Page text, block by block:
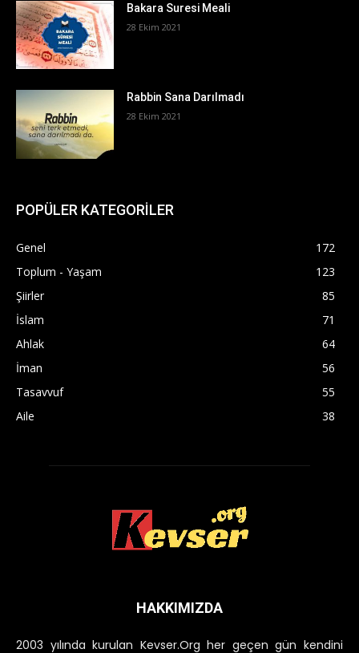
Bakara Suresi Meali
28 Ekim 2021
Rabbin Sana Darılmadı
28 Ekim 2021
POPÜLER KATEGORİLER
Genel
172
Toplum - Yaşam
123
Şiirler
85
İslam
71
Ahlak
64
İman
56
Tasavvuf
55
Aile
38
HAKKIMIZDA
2003 yılında kurulan Kevser.Org her geçen gün kendini